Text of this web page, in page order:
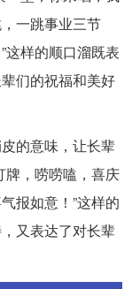
一跳事业三节
这样的顺口溜既表
们的祝福和美好
的意味，让长辈
牌，唠唠嗑，喜庆
报如意！”这样的
又表达了对长辈